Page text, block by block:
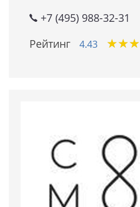
+7 (495) 988-32-31
Рейтинг
4.43 ★★★
★★★